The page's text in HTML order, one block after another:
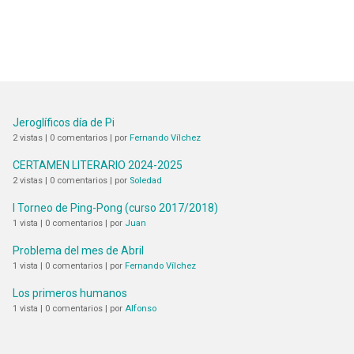
Jeroglíficos día de Pi
2 vistas | 0 comentarios | por Fernando Vílchez
CERTAMEN LITERARIO 2024-2025
2 vistas | 0 comentarios | por Soledad
I Torneo de Ping-Pong (curso 2017/2018)
1 vista | 0 comentarios | por Juan
Problema del mes de Abril
1 vista | 0 comentarios | por Fernando Vílchez
Los primeros humanos
1 vista | 0 comentarios | por Alfonso